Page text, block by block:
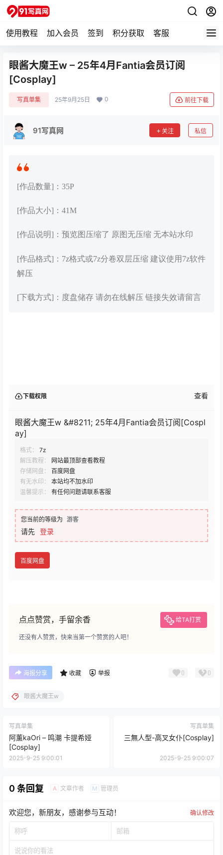
使用教程 加入会员 签到 积分获取 客服
眼酱大魔王w – 25年4月Fantia会员订阅
[Cosplay]
写真单集 25年9月25日 0 前往下载
91写真网 关注 私信
[作品数量]：35P
[作品大小]：41M
[作品说明]：预览图压缩了 原图无压缩 无本站水印
[作品格式]：7z格式或7z分卷双层压缩 建议使用7z软件
解压
[下载方式]：度盘储存 请勿在线解压 链接失效请留言
下载权限 查看
眼酱大魔王w &#8211; 25年4月Fantia会员订阅[Cospl
ay]
格式：
7z
解压教程：
网站最顶部查看教程
存储网盘：
百度网盘
有无水印：
本站均不加水印
温馨提示：
有任何问题请联系客服
您当前的等级为 游客
请先 登录
百度网盘
点点赞赏，手留余香 给TA打赏
还没有人赞赏，快来当第一个赞赏的人吧！
海报分享 收藏 举报 0 0
眼酱大魔王w
写真单集
阿薰kaOri – 鸣潮 卡提希娅
[Cosplay]
2025-9-25 9:00:01
写真单集
三無人型-高叉女仆[Cosplay]
2025-9-25 9:00:07
0 条回复 A 文章作者 M 管理员
欢迎您，新朋友，感谢参与互动！ 确认修改